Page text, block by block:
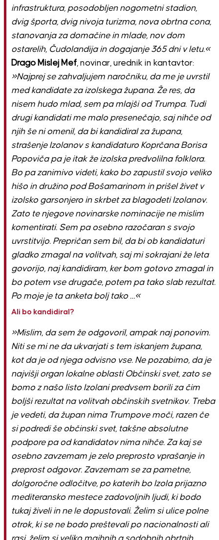
infrastruktura, posodobljen nogometni stadion,
dvig športa, dvig nivoja turizma, nova obrtna cona,
stanovanja za domačine in mlade, nov dom
ostarelih, Čudolandija in dogajanje 365 dni v letu.«
Drago Mislej Mef, novinar, urednik in kantavtor:
»Najprej se zahvaljujem naročniku, da me je uvrstil
med kandidate za izolskega župana. Že res, da
nisem hudo mlad, sem pa mlajši od Trumpa. Tudi
drugi kandidati me malo presenečajo, saj nihče od
njih še ni omenil, da bi kandidiral za župana,
strašenje Izolanov s kandidaturo Koprčana Borisa
Popoviča pa je itak že izolska predvolilna folklora.
Bo pa zanimivo videti, kako bo zapustil svojo veliko
hišo in družino pod Bošamarinom in prišel živet v
izolsko garsonjero in skrbet za blagodeti Izolanov.
Zato te njegove novinarske nominacije ne mislim
komentirati. Sem pa osebno razočaran s svojo
uvrstitvijo. Prepričan sem bil, da bi ob kandidaturi
gladko zmagal na volitvah, saj mi sokrajani že leta
govorijo, naj kandidiram, ker bom gotovo zmagal in
bo potem vse drugače, potem pa tako slab rezultat.
Po moje je ta anketa bolj tako …«
Ali bo kandidiral?
»Mislim, da sem že odgovoril, ampak naj ponovim.
Niti se mi ne da ukvarjati s tem iskanjem župana,
kot da je od njega odvisno vse. Ne pozabimo, da je
najvišji organ lokalne oblasti Občinski svet, zato se
bomo z našo listo Izolani predvsem borili za čim
boljši rezultat na volitvah občinskih svetnikov. Treba
je vedeti, da župan nima Trumpove moči, razen če
si podredi še občinski svet, takšne absolutne
podpore pa od kandidatov nima nihče. Za kaj se
osebno zavzemam je zelo preprosto vprašanje in
preprost odgovor. Zavzemam se za pametne,
dolgoročne odločitve, po katerih bo Izola prijazno
mediteransko mestece zadovoljnih ljudi, ki bodo
tukaj živeli in ne le dopustovali. Želim si ulice polne
otrok, ki se ne bodo preštevali po nacionalnosti ali